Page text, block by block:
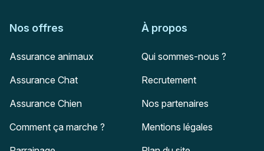
Nos offres
Assurance animaux
Assurance Chat
Assurance Chien
Comment ça marche ?
À propos
Qui sommes-nous ?
Recrutement
Nos partenaires
Mentions légales